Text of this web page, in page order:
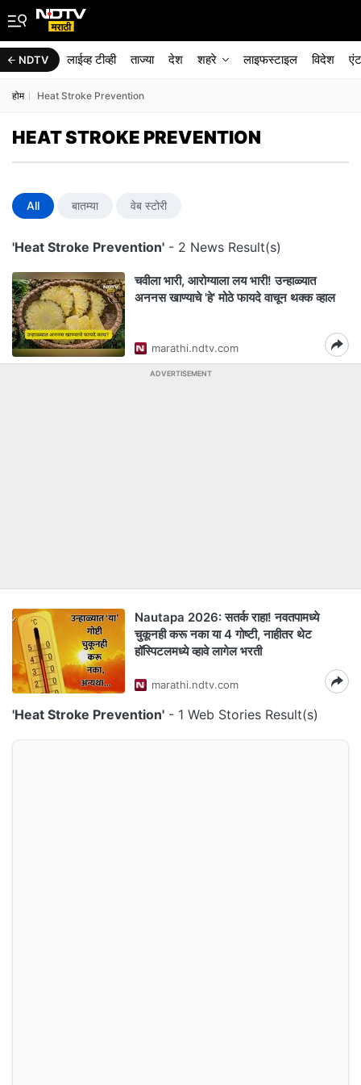
NDTV लाईव्ह टीव्ही ताज्या देश शहरे लाइफस्टाइल विदेश
होम Heat Stroke Prevention
HEAT STROKE PREVENTION
All बातम्या वेब स्टोरी
'Heat Stroke Prevention' - 2 News Result(s)
चवीला भारी, आरोग्याला लय भारी! उन्हाळ्यात
अननस खाण्याचे 'हे' मोठे फायदे वाचून थक्क व्हाल
marathi.ndtv.com
ADVERTISEMENT
Nautapa 2026: सतर्क राहा! नवतपामध्ये
चुकूनही करू नका या 4 गोष्टी, नाहीतर थेट
हॉस्पिटलमध्ये व्हावे लागेल भरती
marathi.ndtv.com
'Heat Stroke Prevention' - 1 Web Stories Result(s)